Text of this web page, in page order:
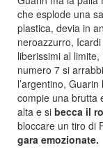
che esplode una
plastica, devia in
neroazzurro,
liberissimi al
numero 7 si
l’argentino,
compie una brutta
alta e si becca il
bloccare un tiro di
gara emozionate.